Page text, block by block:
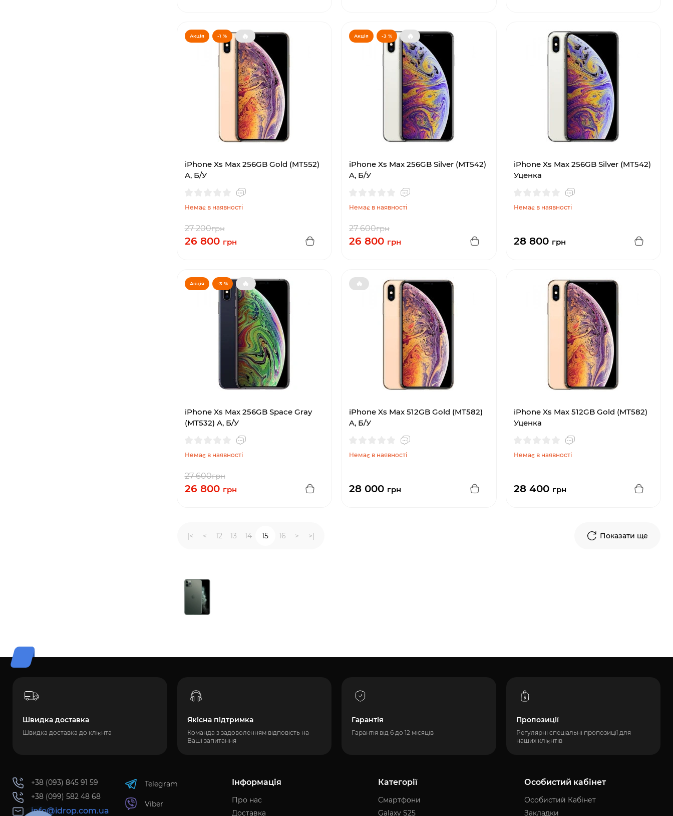
Акція -1 % 🔥
iPhone Xs Max 256GB Gold (MT552)
A, Б/У
Немає в наявності
27 200грн
26 800 грн
Акція -3 % 🔥
iPhone Xs Max 256GB Silver (MT542)
A, Б/У
Немає в наявності
27 600грн
26 800 грн
iPhone Xs Max 256GB Silver (MT542)
Уценка
Немає в наявності
28 800 грн
Акція -3 % 🔥
iPhone Xs Max 256GB Space Gray
(MT532) A, Б/У
Немає в наявності
27 600грн
26 800 грн
🔥
iPhone Xs Max 512GB Gold (MT582)
A, Б/У
Немає в наявності
28 000 грн
iPhone Xs Max 512GB Gold (MT582)
Уценка
Немає в наявності
28 400 грн
Показати ще
|< < 12 13 14 15 16 > >|
Швидка доставка
Швидка доставка до клієнта
Якісна підтримка
Команда з задоволенням відповість на
Ваші запитання
Гарантія
Гарантія від 6 до 12 місяців
Пропозиції
Регулярні спеціальні пропозиції для
наших клієнтів
+38 (093) 845 91 59
+38 (099) 582 48 68
info@idrop.com.ua
Telegram
Viber
Інформація
Про нас
Доставка
Категорії
Смартфони
Galaxy S25
Особистий кабінет
Особистий Кабінет
Закладки